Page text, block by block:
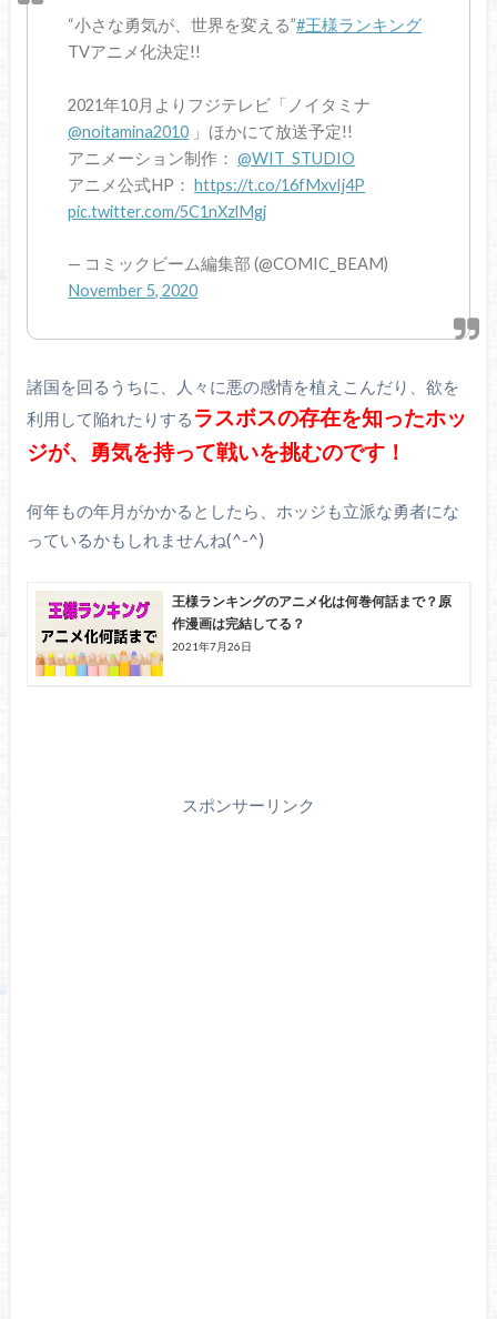
“小さな勇気が、世界を変える”#王様ランキング
TVアニメ化決定!!
2021年10月よりフジテレビ「ノイタミナ
@noitamina2010 」ほかにて放送予定!!
アニメーション制作：@WIT_STUDIO
アニメ公式HP：https://t.co/16fMxvIj4P
pic.twitter.com/5C1nXzlMgj
— コミックビーム編集部 (@COMIC_BEAM)
November 5, 2020
諸国を回るうちに、人々に悪の感情を植えこんだり、欲を
利用して陥れたりする ラスボスの存在を知ったホッ
ジが、勇気を持って戦いを挑むのです！
何年もの年月がかかるとしたら、ホッジも立派な勇者にな
っているかもしれませんね(^-^)
王様ランキングのアニメ化は何巻何話まで？原
作漫画は完結してる？
2021年7月26日
スポンサーリンク